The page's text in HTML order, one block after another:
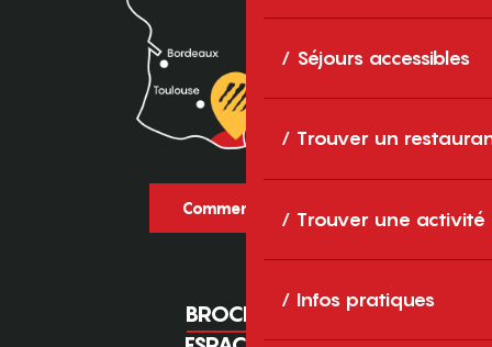
Séjours accessibles
Trouver un
Trouver une activité
Infos pratiques
Comment venir ?
BROCHURES